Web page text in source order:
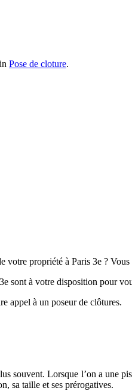
Pose de cloture.
votre propriété à Paris 3e ?
sont à votre disposition pour
appel à un poseur de clôtures.
souvent. Lorsque l’on a une
sa taille et ses prérogatives.